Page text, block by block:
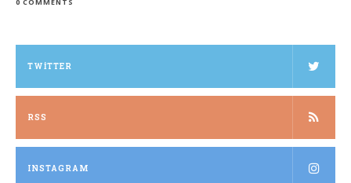
TWITTER
RSS
INSTAGRAM